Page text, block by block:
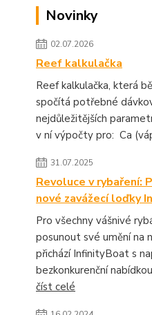
Novinky
02.07.2026
Reef kalkulačka
Reef kalkulačka, která
spočítá potřebné
nejdůležitějších
v ní výpočty pro: Ca
31.07.2025
Revoluce v rybaření:
nové zavážecí loďky
Pro všechny vášnivé
posunout své umění na
přichází InfinityBoat s
bezkonkurenční
číst celé